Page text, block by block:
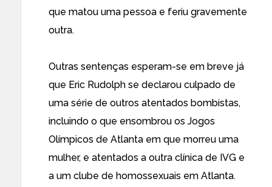
que matou uma pessoa e feriu gravemente
outra.
Outras sentenças esperam-se em breve já
que Eric Rudolph se declarou culpado de
uma série de outros atentados bombistas,
incluindo o que ensombrou os Jogos
Olímpicos de Atlanta em que morreu uma
mulher, e atentados a outra clínica de IVG e
a um clube de homossexuais em Atlanta.